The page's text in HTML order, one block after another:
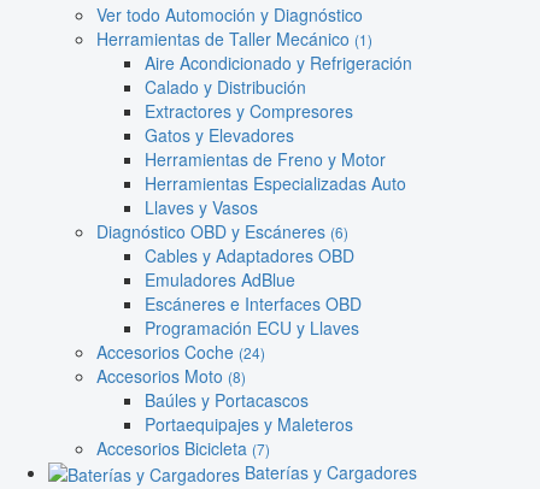
Ver todo Automoción y Diagnóstico
Herramientas de Taller Mecánico (1)
Aire Acondicionado y Refrigeración
Calado y Distribución
Extractores y Compresores
Gatos y Elevadores
Herramientas de Freno y Motor
Herramientas Especializadas Auto
Llaves y Vasos
Diagnóstico OBD y Escáneres (6)
Cables y Adaptadores OBD
Emuladores AdBlue
Escáneres e Interfaces OBD
Programación ECU y Llaves
Accesorios Coche (24)
Accesorios Moto (8)
Baúles y Portacascos
Portaequipajes y Maleteros
Accesorios Bicicleta (7)
Baterías y Cargadores